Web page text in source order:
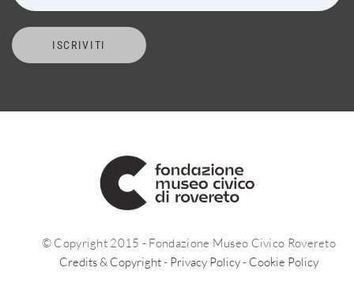
ISCRIVITI
© Copyright 2015 - Fondazione Museo Civico Rovereto
Credits & Copyright- Privacy Policy- Cookie Policy